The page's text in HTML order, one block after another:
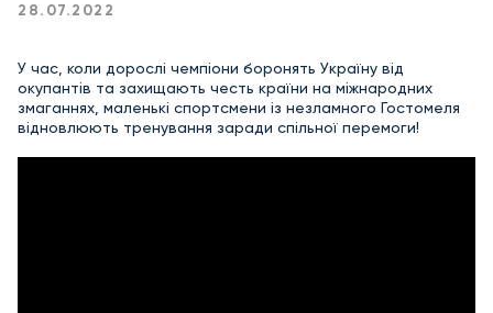
28.07.2022
У час, коли дорослі чемпіони боронять Україну від
окупантів та захищають честь країни на міжнародних
змаганнях, маленькі спортсмени із незламного Гостомеля
відновлюють тренування заради спільної перемоги!